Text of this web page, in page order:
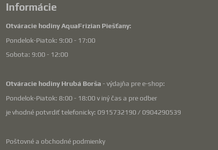
Informácie
Otváracie hodiny AquaFrizian Piešťany:
Pondelok-Piatok: 9:00 - 17:00
Sobota: 9:00 - 12:00
Otváracie hodiny Hrubá Borša - výdajňa pre e-shop:
Pondelok-Piatok: 8:00 - 18:00 v iný čas a pre odber
je vhodné potvrdiť telefonicky: 0915732190 / 0904290539
Poštovné a obchodné podmienky